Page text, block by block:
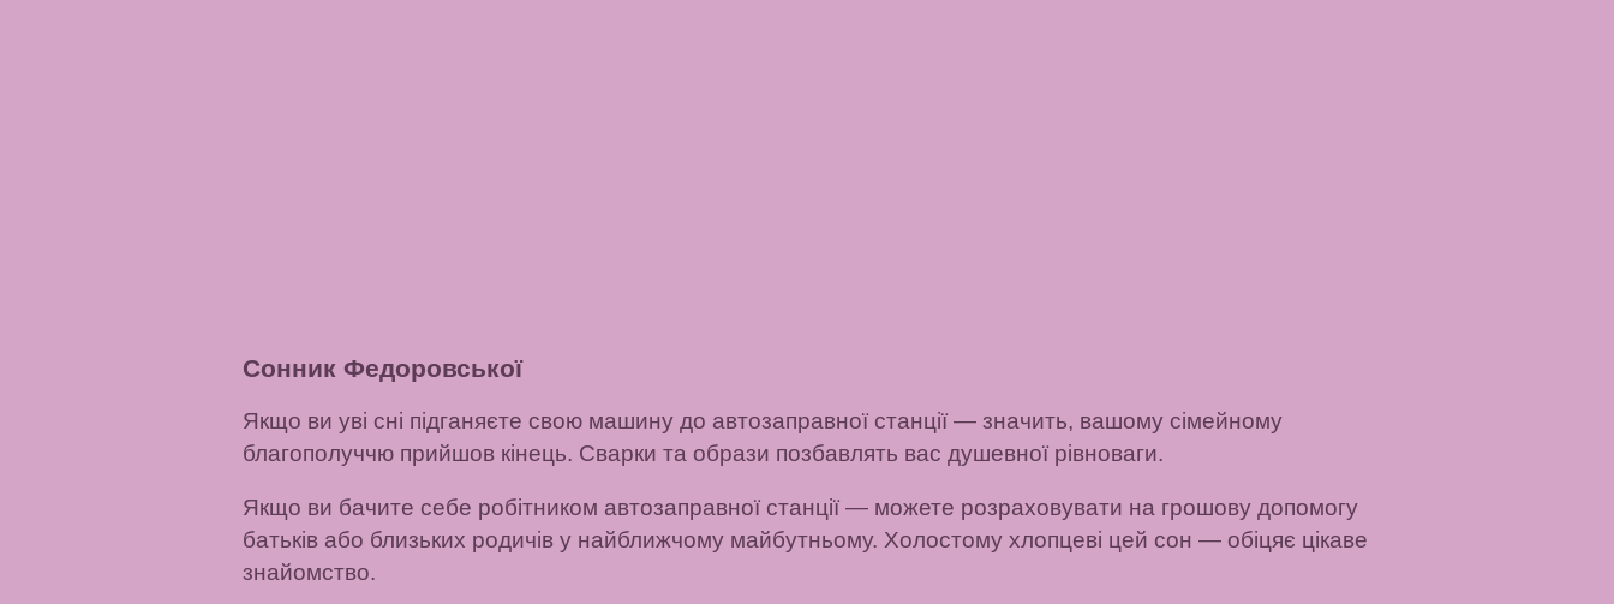
Сонник Федоровської
Якщо ви уві сні підганяєте свою машину до автозаправної станції— значить, вашому сімейному
благополуччю прийшов кінець. Сварки та образи позбавлять вас душевної рівноваги.
Якщо ви бачите себе робітником автозаправної станції— можете розраховувати на грошову допомогу
батьків або близьких родичів у найближчому майбутньому. Холостому хлопцеві цей сон — обіцяє цікаве
знайомство.